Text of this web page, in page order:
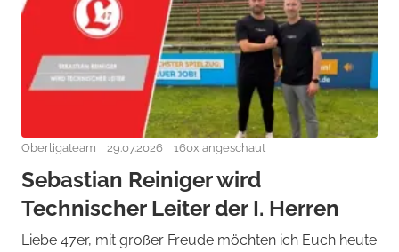
Oberligateam 29.07.2026 160x angeschaut
Sebastian Reiniger wird
Technischer Leiter der I. Herren
Liebe 47er, mit großer Freude möchten ich Euch heute